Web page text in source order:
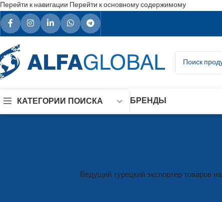
Перейти к навигации Перейти к основному содержимому
КАТЕГОРИИ ПОИСКА БРЕНДЫ
Ведущий турецкий экспортер товаров